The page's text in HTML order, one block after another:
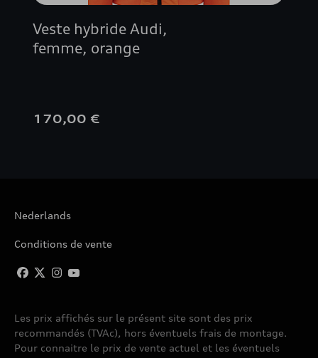
Veste hybride Audi,
femme, orange
170,00 €
Nederlands
Conditions de vente
Les prix affichés sur le présent site sont des prix
recommandés (TVAc), hors éventuels frais de montage.
Pour connaitre le prix de vente actuel et les éventuels